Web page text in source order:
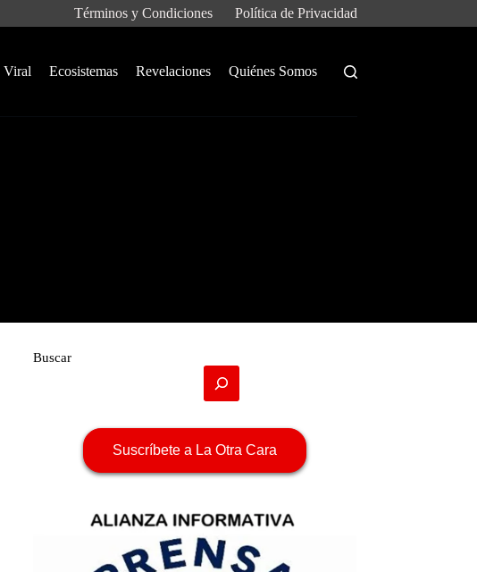
Términos y Condiciones Política de Privacidad
Viral Ecosistemas Revelaciones Quiénes Somos
Buscar
Suscríbete a La Otra Cara